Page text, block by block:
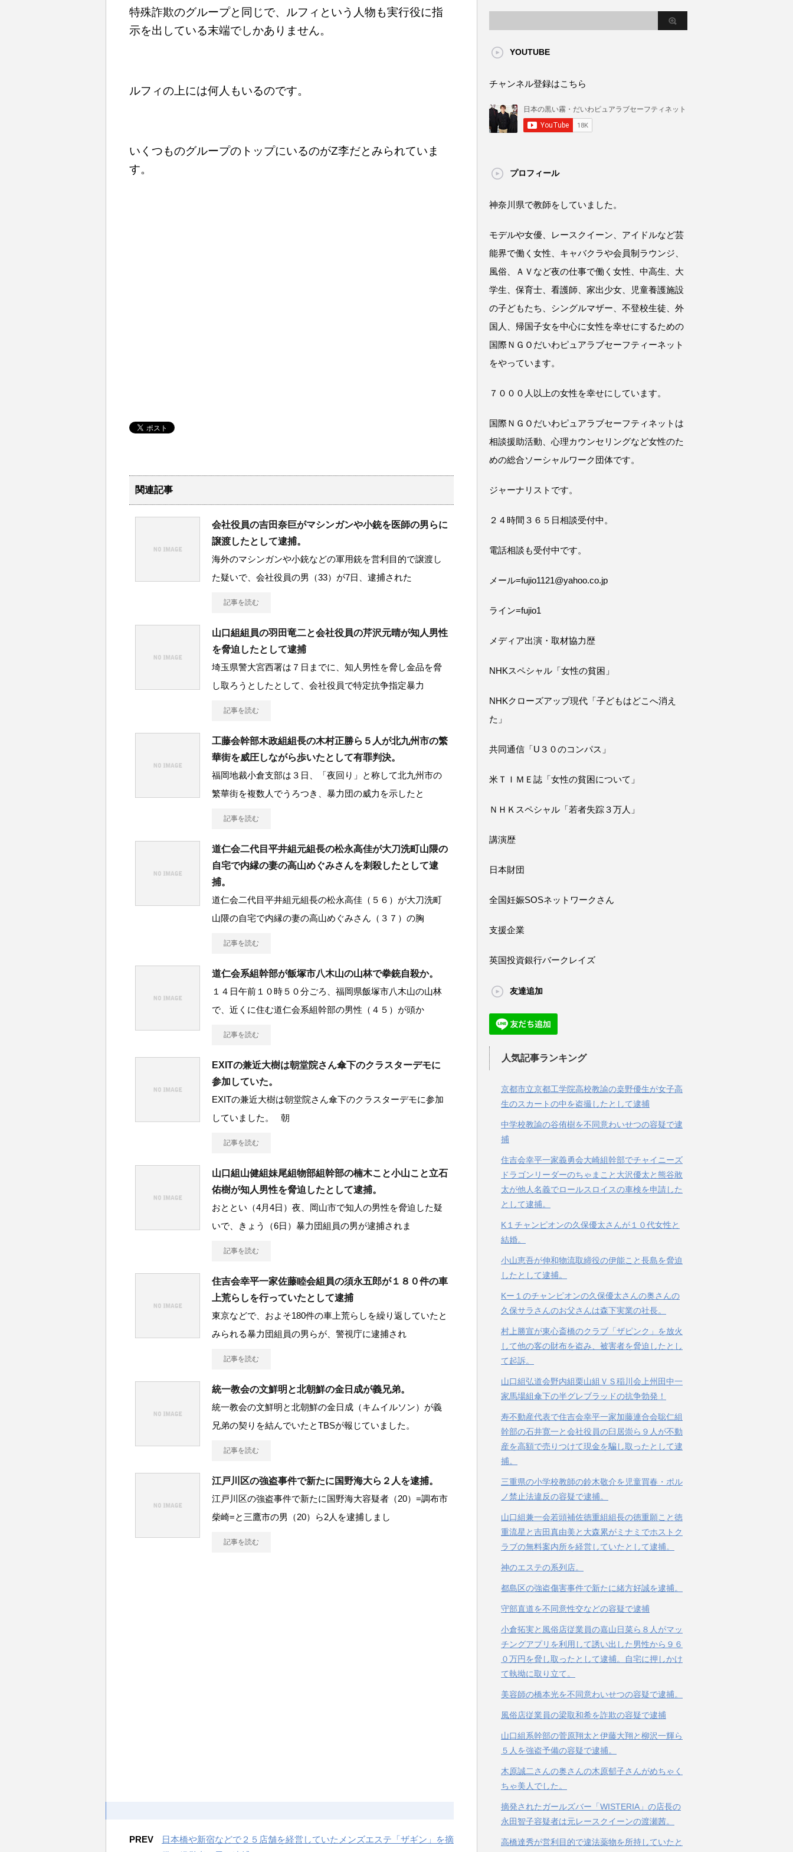
特殊詐欺のグループと同じで、ルフィという人物も実行役に指
示を出している末端でしかありません。
ルフィの上には何人もいるのです。
いくつものグループのトップにいるのがZ李だとみられていま
す。
関連記事
会社役員の吉田奈巨がマシンガンや小銃を医師の男らに
譲渡したとして逮捕。
海外のマシンガンや小銃などの軍用銃を営利目的で譲渡し
た疑いで、会社役員の男（33）が7日、逮捕された
記事を読む
山口組組員の羽田竜二と会社役員の芹沢元晴が知人男性
を脅迫したとして逮捕
埼玉県警大宮西署は７日までに、知人男性を脅し金品を脅
し取ろうとしたとして、会社役員で特定抗争指定暴力
記事を読む
工藤会幹部木政組組長の木村正勝ら５人が北九州市の繁
華街を威圧しながら歩いたとして有罪判決。
福岡地裁小倉支部は３日、「夜回り」と称して北九州市の
繁華街を複数人でうろつき、暴力団の威力を示したと
記事を読む
道仁会二代目平井組元組長の松永高佳が大刀洗町山隈の
自宅で内縁の妻の高山めぐみさんを刺殺したとして逮
捕。
道仁会二代目平井組元組長の松永高佳（５６）が大刀洗町
山隈の自宅で内縁の妻の高山めぐみさん（３７）の胸
記事を読む
道仁会系組幹部が飯塚市八木山の山林で拳銃自殺か。
１４日午前１０時５０分ごろ、福岡県飯塚市八木山の山林
で、近くに住む道仁会系組幹部の男性（４５）が頭か
記事を読む
EXITの兼近大樹は朝堂院さん傘下のクラスターデモに
参加していた。
EXITの兼近大樹は朝堂院さん傘下のクラスターデモに参加
していました。 朝
記事を読む
山口組山健組妹尾組物部組幹部の楠木こと小山こと立石
佑樹が知人男性を脅迫したとして逮捕。
おととい（4月4日）夜、岡山市で知人の男性を脅迫した疑
いで、きょう（6日）暴力団組員の男が逮捕されま
記事を読む
住吉会幸平一家佐藤睦会組員の須永五郎が１８０件の車
上荒らしを行っていたとして逮捕
東京などで、およそ180件の車上荒らしを繰り返していたと
みられる暴力団組員の男らが、警視庁に逮捕され
記事を読む
統一教会の文鮮明と北朝鮮の金日成が義兄弟。
統一教会の文鮮明と北朝鮮の金日成（キムイルソン）が義
兄弟の契りを結んでいたとTBSが報じていました。
記事を読む
江戸川区の強盗事件で新たに国野海大ら２人を逮捕。
江戸川区の強盗事件で新たに国野海大容疑者（20）=調布市
柴崎=と三鷹市の男（20）ら2人を逮捕しまし
記事を読む
PREV
日本橋や新宿などで２５店舗を経営していたメンズエステ「ザギン」を摘
YOUTUBE
チャンネル登録はこちら
プロフィール
神奈川県で教師をしていました。
モデルや女優、レースクイーン、アイドルなど芸
能界で働く女性、キャバクラや会員制ラウンジ、
風俗、ＡＶなど夜の仕事で働く女性、中高生、大
学生、保育士、看護師、家出少女、児童養護施設
の子どもたち、シングルマザー、不登校生徒、外
国人、帰国子女を中心に女性を幸せにするための
国際ＮＧＯだいわピュアラブセーフティーネット
をやっています。
７０００人以上の女性を幸せにしています。
国際ＮＧＯだいわピュアラブセーフティネットは
相談援助活動、心理カウンセリングなど女性のた
めの総合ソーシャルワーク団体です。
ジャーナリストです。
２４時間３６５日相談受付中。
電話相談も受付中です。
メール=fujio1121@yahoo.co.jp
ライン=fujio1
メディア出演・取材協力歴
NHKスペシャル「女性の貧困」
NHKクローズアップ現代「子どもはどこへ消え
た」
共同通信「U３０のコンパス」
米ＴＩＭＥ誌「女性の貧困について」
ＮＨＫスペシャル「若者失踪３万人」
講演歴
日本財団
全国妊娠SOSネットワークさん
支援企業
英国投資銀行バークレイズ
友達追加
人気記事ランキング
京都市立京都工学院高校教諭の桒野優生が女子高
生のスカートの中を盗撮したとして逮捕
中学校教諭の谷侑樹を不同意わいせつの容疑で逮
捕
住吉会幸平一家義勇会大崎組幹部でチャイニーズ
ドラゴンリーダーのちゃまこと大沢優太と熊谷敢
太が他人名義でロールスロイスの車検を申請した
として逮捕。
K１チャンピオンの久保優太さんが１０代女性と
結婚。
小山恵吾が伸和物流取締役の伊能こと長島を脅迫
したとして逮捕。
Kー１のチャンピオンの久保優太さんの奥さんの
久保サラさんのお父さんは森下実業の社長。
村上勝宣が東心斎橋のクラブ「ザピンク」を放火
して他の客の財布を盗み、被害者を脅迫したとし
て起訴。
山口組弘道会野内組栗山組ＶＳ稲川会上州田中一
家馬場組傘下の半グレブラッドの抗争勃発！
寿不動産代表で住吉会幸平一家加藤連合会聡仁組
幹部の石井寛一と会社役員の臼居崇ら９人が不動
産を高額で売りつけて現金を騙し取ったとして逮
捕。
三重県の小学校教師の鈴木敬介を児童買春・ポル
ノ禁止法違反の容疑で逮捕。
山口組兼一会若頭補佐徳重組組長の徳重願こと徳
重流星と吉田真由美と大森累がミナミでホストク
ラブの無料案内所を経営していたとして逮捕。
神のエステの系列店。
都島区の強盗傷害事件で新たに緒方好誠を逮捕。
守部直道を不同意性交などの容疑で逮捕
小倉拓実と風俗店従業員の嘉山日菜ら８人がマッ
チングアプリを利用して誘い出した男性から９６
０万円を脅し取ったとして逮捕。自宅に押しかけ
て執拗に取り立て。
美容師の橋本光を不同意わいせつの容疑で逮捕。
風俗店従業員の梁取和希を詐欺の容疑で逮捕
山口組系幹部の菅原翔太と伊藤大翔と柳沢一輝ら
５人を強盗予備の容疑で逮捕。
木原誠二さんの奥さんの木原郁子さんがめちゃく
ちゃ美人でした。
摘発されたガールズバー「WISTERIA」の店長の
永田智子容疑者は元レースクイーンの渡瀬茜。
高橋達秀が営利目的で違法薬物を所持していたと